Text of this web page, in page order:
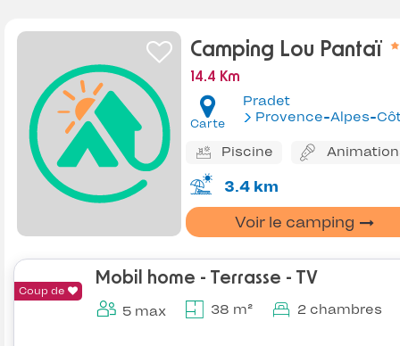
Camping Lou Pantaï
14.4 Km
Carte
Pradet
Provence-Alpes-Côte
Piscine
3.4 km
Voir le camping
Coup de
Mobil home - Terrasse - TV
5 max 38 m² 2 chambres